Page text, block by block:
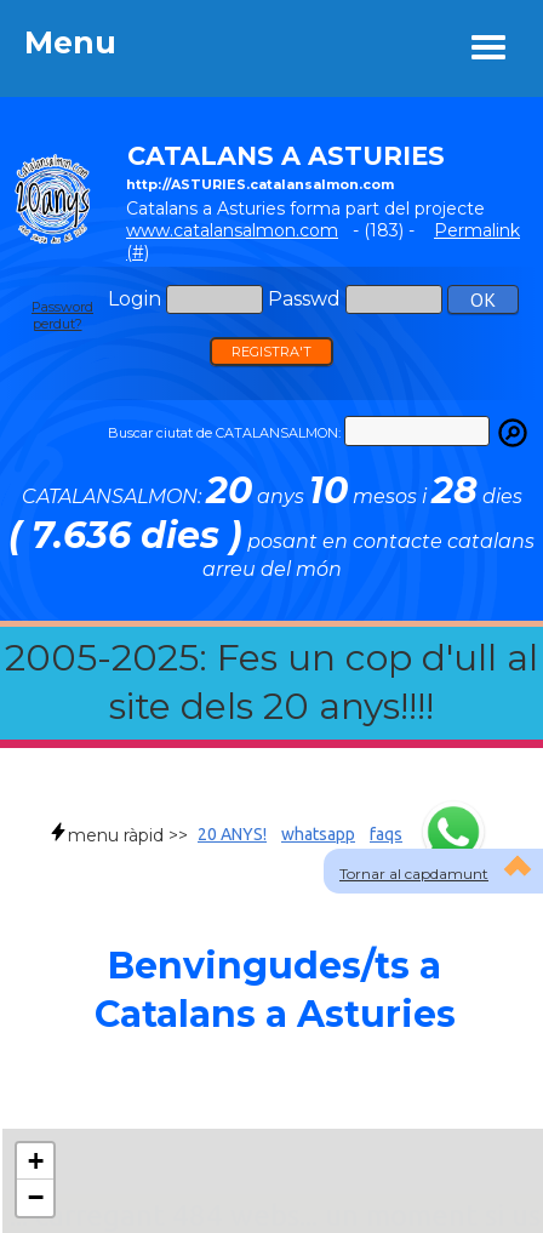
Menu
CATALANS A ASTURIES
http://ASTURIES.catalansalmon.com
Catalans a Asturies forma part del projecte
www.catalansalmon.com - (183) - Permalink
(#)
Login Passwd
Password
perdut?
REGISTRA'T
Buscar ciutat de CATALANSALMON:
CATALANSALMON:20anys 10mesos i28 dies
( 7.636 dies ) posant en contacte catalans
arreu del món
2005-2025: Fes un cop d'ull al
site dels 20 anys!!!!
Menu
Tornar al capdamunt
menu ràpid >> 20 ANYS! whatsapp faqs
Benvingudes/ts a
Catalans a Asturies
... carregant 484 webs... un moment si us
+
−